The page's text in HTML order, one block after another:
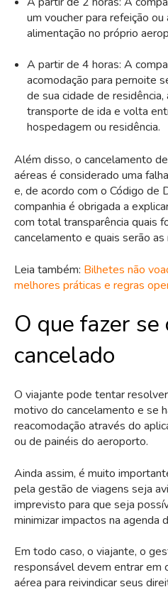
um voucher para refeição
alimentação no próprio
A partir de 4 horas: A
acomodação para pernoite
de sua cidade de
transporte de ida e volta
hospedagem ou residência.
Além disso, o cancelamento
aéreas é considerado uma
e, de acordo com o Código de
companhia é obrigada a
com total transparência quais
cancelamento e quais serão
Leia também: Bilhetes não
melhores práticas e regras
O que fazer se
cancelado
O viajante pode tentar
motivo do cancelamento e se
reacomodação através do
ou de painéis do aeroporto.
Ainda assim, é muito
pela gestão de viagens seja
imprevisto para que seja
minimizar impactos na agenda
Em todo caso, o viajante, o
responsável devem entrar em
aérea para reivindicar seus